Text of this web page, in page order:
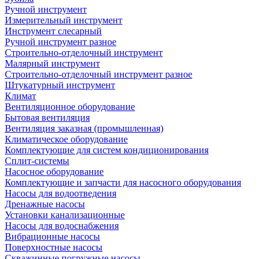
Ручной инструмент
Измерительный инструмент
Инструмент слесарный
Ручной инструмент разное
Строительно-отделочный инструмент
Малярный инструмент
Строительно-отделочный инструмент разное
Штукатурный инструмент
Климат
Вентиляционное оборудование
Бытовая вентиляция
Вентиляция заказная (промышленная)
Климатическое оборудование
Комплектующие для систем кондиционирования
Сплит-системы
Насосное оборудование
Комплектующие и запчасти для насосного оборудования
Насосы для водоотведения
Дренажные насосы
Установки канализационные
Насосы для водоснабжения
Вибрационные насосы
Поверхностные насосы